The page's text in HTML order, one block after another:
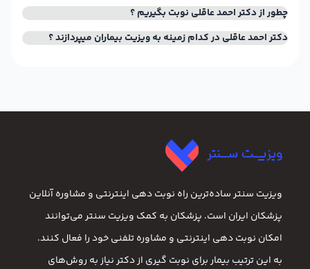
چطور از دکتر احمد عاقلی نوبت بگیریم ؟
دکتر احمد عاقلی در کدام زمینه به ویزیت بیماران میپردازند ؟
ویزیت سنتر ساده‌ترین راه نوبت‌ دهی اینترنتی و مشاوره آنلاین
پزشکان ایران است. پزشکان به کمک ویزیت سنتر می‌توانند
امکان نوبت دهی اینترنتی و مشاوره تلفنی خود را فعال کنند.
به این ترتیب بیمار برای نوبت گیری از دکتر نیاز به روش‌های